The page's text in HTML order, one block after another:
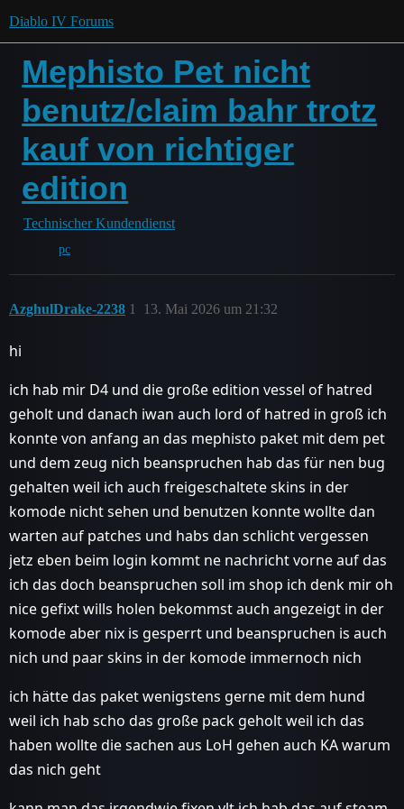
Diablo IV Forums
Mephisto Pet nicht
benutz/claim bahr trotz
kauf von richtiger
edition
Technischer Kundendienst
pc
AzghulDrake-2238 13. Mai 2026 um 21:32
1
hi
ich hab mir D4 und die große edition vessel of hatred
geholt und danach iwan auch lord of hatred in groß ich
konnte von anfang an das mephisto paket mit dem pet
und dem zeug nich beanspruchen hab das für nen bug
gehalten weil ich auch freigeschaltete skins in der
komode nicht sehen und benutzen konnte wollte dan
warten auf patches und habs dan schlicht vergessen
jetz eben beim login kommt ne nachricht vorne auf das
ich das doch beanspruchen soll im shop ich denk mir oh
nice gefixt wills holen bekommst auch angezeigt in der
komode aber nix is gesperrt und beanspruchen is auch
nich und paar skins in der komode immernoch nich
ich hätte das paket wenigstens gerne mit dem hund
weil ich hab scho das große pack geholt weil ich das
haben wollte die sachen aus LoH gehen auch KA warum
das nich geht